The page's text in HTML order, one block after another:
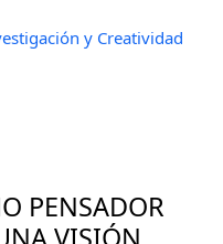
y Creatividad
PENSADOR